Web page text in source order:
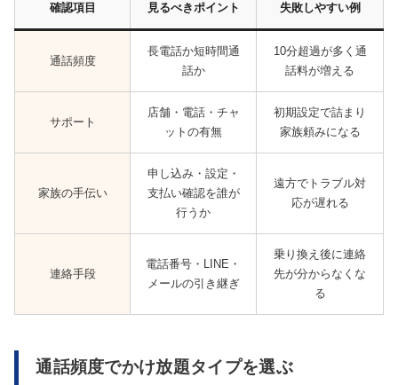
確認項目 見るべきポイント 失敗しやすい例
通話頻度
長電話か短時間通
話か
10分超過が多く通
話料が増える
サポート
店舗・電話・チャ
ットの有無
初期設定で詰まり
家族頼みになる
家族の手伝い
申し込み・設定・
支払い確認を誰が
行うか
遠方でトラブル対
応が遅れる
連絡手段
電話番号・LINE・
メールの引き継ぎ
乗り換え後に連絡
先が分からなくな
る
通話頻度でかけ放題タイプを選ぶ